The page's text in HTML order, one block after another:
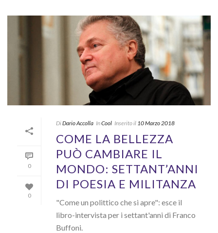
0
0
DiDario Accolla InCool Inserito il 10 Marzo 2018
COME LA BELLEZZA
PUÒ CAMBIARE IL
MONDO: SETTANT’ANNI
DI POESIA E MILITANZA
"Come un polittico che si apre": esce il
libro-intervista per i settant'anni di Franco
Buffoni.